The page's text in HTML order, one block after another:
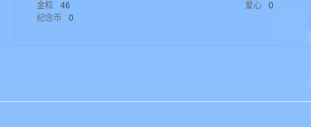
金粒
46 爱心
0
纪念币
0